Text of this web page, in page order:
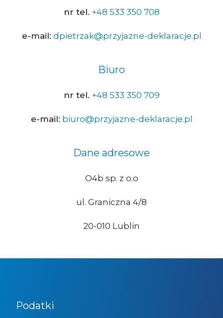
nr tel. +48 533 350 708
e-mail: dpietrzak@przyjazne-deklaracje.pl
Biuro
nr tel. +48 533 350 709
e-mail: biuro@przyjazne-deklaracje.pl
Dane adresowe
O4b sp. z o.o
ul. Graniczna 4/8
20-010 Lublin
Podatki